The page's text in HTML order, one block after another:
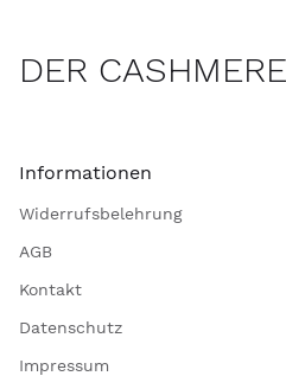
DER
Informationen
Widerrufsbelehrung
AGB
Kontakt
Datenschutz
Impressum